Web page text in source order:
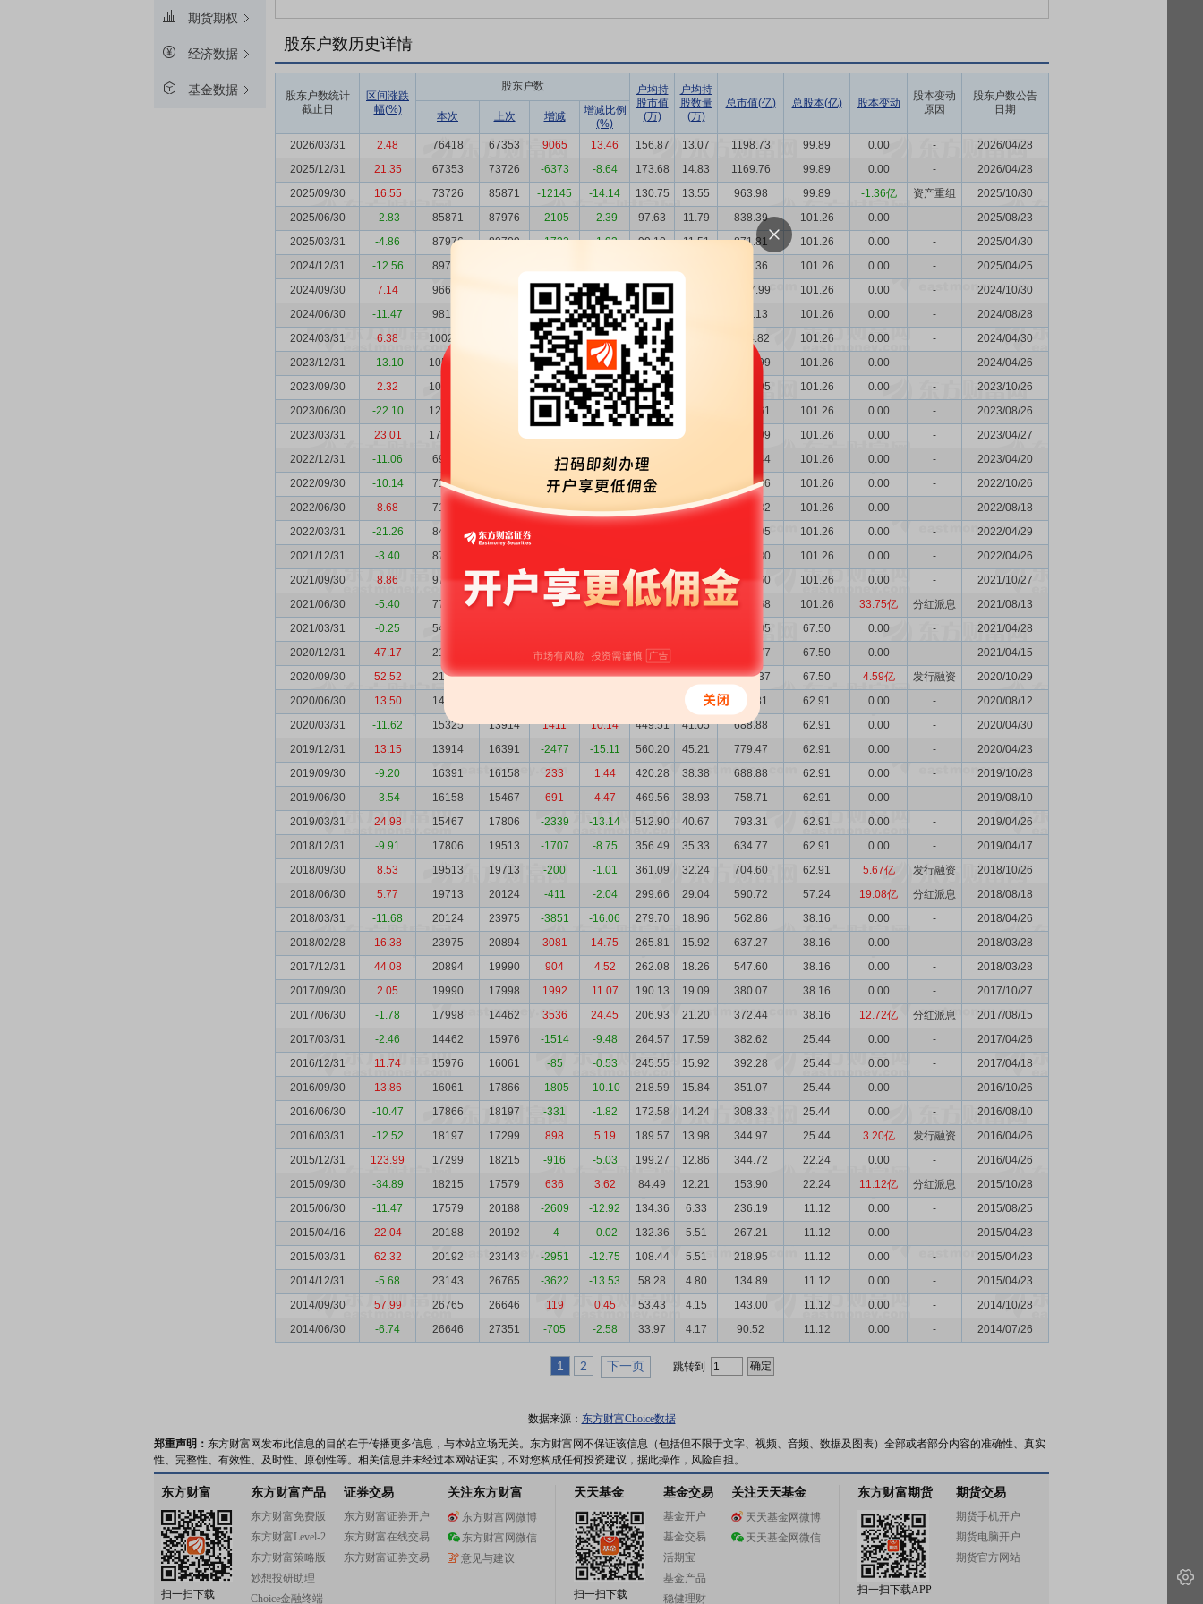
期货期权
经济数据
基金数据
股东户数历史详情
股东户数统计
截止日
区间涨跌
幅(%)
股东户数
户均持
股市值
(万)
户均持
股数量
(万)
总市值(亿) 总股本(亿) 股本变动
股本变动
原因
股东户数公告
日期
本次 上次 增减
增减比例
(%)
2026/03/31
2.48 76418 67353 9065 13.46 156.87 13.07 1198.73 99.89 0.00 -
2026/04/28
2025/12/31
21.35 67353 73726 -6373 -8.64 173.68 14.83 1169.76 99.89 0.00 -
2026/04/28
2025/09/30
16.55 73726 85871 -12145 -14.14 130.75 13.55 963.98 99.89 -1.36亿 资产重组
2025/10/30
2025/06/30
-2.83 85871 87976 -2105 -2.39 97.63 11.79 838.39 101.26 0.00 -
2025/08/23
2025/03/31
-4.86 87976 89709 -1733 -1.93 99.10 11.51 871.81 101.26 0.00 -
2025/04/30
2024/12/31
-12.56 89709 916.36 101.26 0.00 -
2025/04/25
2024/09/30
7.14 96693 -1452 -1.48 108.38 1047.99 101.26 0.00 -
2024/10/30
2024/06/30
-11.47 98145 -2089 -2.08 99.66 978.13 101.26 0.00 -
2024/08/28
2024/03/31
6.38 100234 -4828 -4.60 111.22 1114.82 101.26 0.00 -
2024/04/30
2023/12/31
-13.10 105062 -417 -0.40 99.75 1047.99 101.26 0.00 -
2024/04/26
2023/09/30
2.32 105479 -17416 -14.17 114.33 1205.95 101.26 0.00 -
2023/10/26
2023/06/30
-22.10 122895 -50641 -29.18 95.90 1178.61 101.26 0.00 -
2023/08/26
2023/03/31
23.01 173536 69232 5.83 1531.99 101.26 0.00 -
2023/04/27
2022/12/31
-11.06 69232 -2321 -3.24 179.89 1245.44 101.26 0.00 -
2023/04/20
2022/09/30
-10.14 71553 -135 -0.19 195.71 1400.36 101.26 0.00 -
2022/10/26
2022/06/30
8.68 71688 84083 -12395 217.38 14.12 1558.32 101.26 0.00 -
2022/08/18
2022/03/31
-21.26 84083 87354 1447.95 101.26 0.00 -
2022/04/29
2021/12/31
-3.40 87354 1838.80 101.26 0.00 -
2022/04/26
2021/09/30
8.86 97942 77992 19950 25.58 194.36 10.34 1903.60 101.26 0.00 -
2021/10/27
2021/06/30
-5.40 77992 54301 23691 43.63 224.21 12.98 1748.68 101.26 33.75亿 分红派息
2021/08/13
2021/03/31
-0.25 54301 1859.05 67.50 0.00 -
2021/04/28
2020/12/31
47.17 21152 -555 -2.56 881.13 1863.77 67.50 0.00 -
2021/04/15
2020/09/30
52.52 21707 14022 7685 54.81 583.39 31.10 1266.37 67.50 4.59亿 发行融资
2020/10/29
2020/06/30
13.50 14022 44.87 773.81 62.91 0.00 -
2020/08/12
2020/03/31
-11.62 15325 13914 1411 10.14 449.51 41.05 688.88 62.91 0.00 -
2020/04/30
2019/12/31
13.15 13914 16391 -2477 -15.11 560.20 45.21 779.47 62.91 0.00 -
2020/04/23
2019/09/30
-9.20 16391 16158 233 1.44 420.28 38.38 688.88 62.91 0.00 -
2019/10/28
2019/06/30
-3.54 16158 15467 691 4.47 469.56 38.93 758.71 62.91 0.00 -
2019/08/10
2019/03/31
24.98 15467 17806 -2339 -13.14 512.90 40.67 793.31 62.91 0.00 -
2019/04/26
2018/12/31
-9.91 17806 19513 -1707 -8.75 356.49 35.33 634.77 62.91 0.00 -
2019/04/17
2018/09/30
8.53 19513 19713 -200 -1.01 361.09 32.24 704.60 62.91 5.67亿 发行融资
2018/10/26
2018/06/30
5.77 19713 20124 -411 -2.04 299.66 29.04 590.72 57.24 19.08亿 分红派息
2018/08/18
2018/03/31
-11.68 20124 23975 -3851 -16.06 279.70 18.96 562.86 38.16 0.00 -
2018/04/26
2018/02/28
16.38 23975 20894 3081 14.75 265.81 15.92 637.27 38.16 0.00 -
2018/03/28
2017/12/31
44.08 20894 19990 904 4.52 262.08 18.26 547.60 38.16 0.00 -
2018/03/28
2017/09/30
2.05 19990 17998 1992 11.07 190.13 19.09 380.07 38.16 0.00 -
2017/10/27
2017/06/30
-1.78 17998 14462 3536 24.45 206.93 21.20 372.44 38.16 12.72亿 分红派息
2017/08/15
2017/03/31
-2.46 14462 15976 -1514 -9.48 264.57 17.59 382.62 25.44 0.00 -
2017/04/26
2016/12/31
11.74 15976 16061 -85 -0.53 245.55 15.92 392.28 25.44 0.00 -
2017/04/18
2016/09/30
13.86 16061 17866 -1805 -10.10 218.59 15.84 351.07 25.44 0.00 -
2016/10/26
2016/06/30
-10.47 17866 18197 -331 -1.82 172.58 14.24 308.33 25.44 0.00 -
2016/08/10
2016/03/31
-12.52 18197 17299 898 5.19 189.57 13.98 344.97 25.44 3.20亿 发行融资
2016/04/26
2015/12/31
123.99 17299 18215 -916 -5.03 199.27 12.86 344.72 22.24 0.00 -
2016/04/26
2015/09/30
-34.89 18215 17579 636 3.62 84.49 12.21 153.90 22.24 11.12亿 分红派息
2015/10/28
2015/06/30
-11.47 17579 20188 -2609 -12.92 134.36 6.33 236.19 11.12 0.00 -
2015/08/25
2015/04/16
22.04 20188 20192 -4 -0.02 132.36 5.51 267.21 11.12 0.00 -
2015/04/23
2015/03/31
62.32 20192 23143 -2951 -12.75 108.44 5.51 218.95 11.12 0.00 -
2015/04/23
2014/12/31
-5.68 23143 26765 -3622 -13.53 58.28 4.80 134.89 11.12 0.00 -
2015/04/23
2014/09/30
57.99 26765 26646 119 0.45 53.43 4.15 143.00 11.12 0.00 -
2014/10/28
2014/06/30
-6.74 26646 27351 -705 -2.58 33.97 4.17 90.52 11.12 0.00 - 2014/07/26
1 2 下一页 跳转到
数据来源： 东方财富Choice数据
郑重声明： 东方财富网发布此信息的目的在于传播更多信息，与本站立场无关。东方财富网不保证该信息（包括但不限于文字、视频、音频、数据及图表）全部或者部分内容的准确性、真实
性、完整性、有效性、及时性、原创性等。相关信息并未经过本网站证实，不对您构成任何投资建议，据此操作，风险自担。
东方财富
扫一扫下载
东方财富产品
东方财富免费版
东方财富Level-2
东方财富策略版
妙想投研助理
Choice金融终端
证券交易
东方财富证券开户
东方财富在线交易
东方财富证券交易
关注东方财富
东方财富网微博
东方财富网微信
意见与建议
天天基金
扫一扫下载
基金交易
基金开户
基金交易
活期宝
基金产品
稳健理财
关注天天基金
天天基金网微博
天天基金网微信
东方财富期货
扫一扫下载APP
期货交易
期货手机开户
期货电脑开户
期货官方网站